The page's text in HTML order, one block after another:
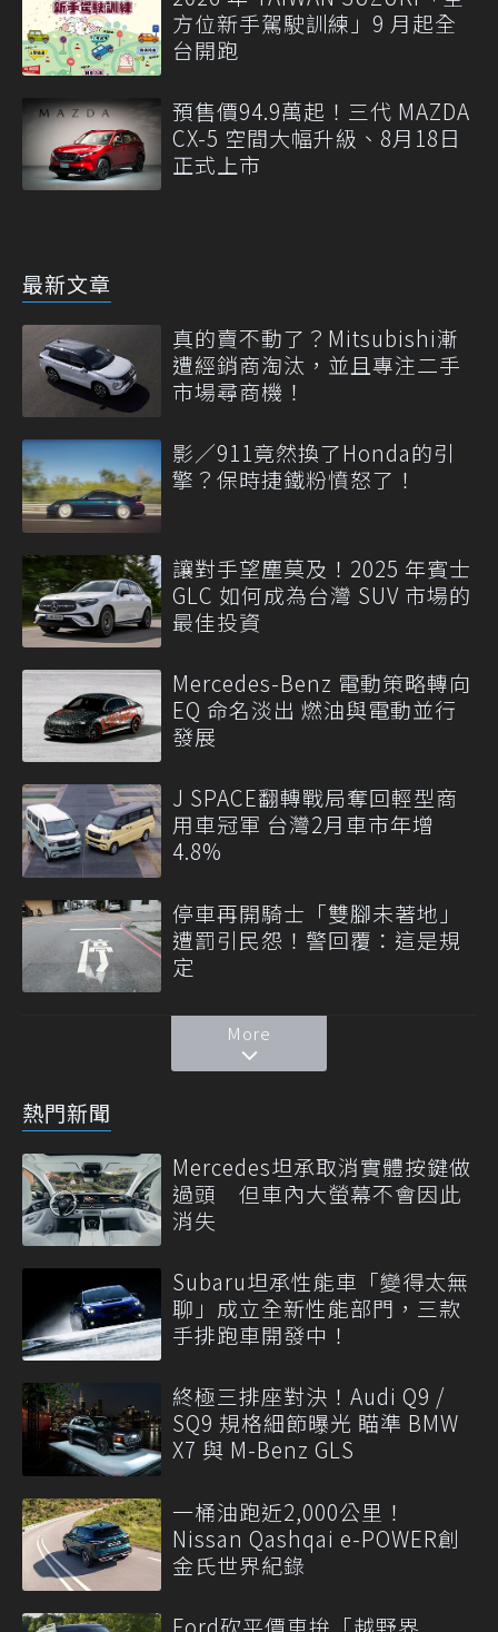
方位新手駕駛訓練」9 月起全
台開跑
預售價94.9萬起！三代 MAZDA
CX-5 空間大幅升級、8月18日
正式上市
最新文章
真的賣不動了？Mitsubishi漸
遭經銷商淘汰，並且專注二手
市場尋商機！
影／911竟然換了Honda的引
擎？保時捷鐵粉憤怒了！
讓對手望塵莫及！2025 年賓士
GLC 如何成為台灣 SUV 市場的
最佳投資
Mercedes-Benz 電動策略轉向
EQ 命名淡出 燃油與電動並行
發展
J SPACE翻轉戰局奪回輕型商
用車冠軍 台灣2月車市年增
4.8%
停車再開騎士「雙腳未著地」
遭罰引民怨！警回覆：這是規
定
More
熱門新聞
Mercedes坦承取消實體按鍵做
過頭 但車內大螢幕不會因此
消失
Subaru坦承性能車「變得太無
聊」成立全新性能部門，三款
手排跑車開發中！
終極三排座對決！Audi Q9 /
SQ9 規格細節曝光 瞄準 BMW
X7 與 M-Benz GLS
一桶油跑近2,000公里！
Nissan Qashqai e-POWER創
金氏世界紀錄
Ford砍平價車拚「越野界